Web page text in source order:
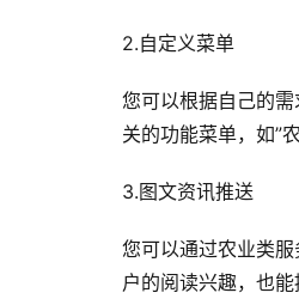
2.自定义菜单
您可以根据自己的
关的功能菜单，如”
3.图文资讯推送
您可以通过农业类
户的阅读兴趣，也能